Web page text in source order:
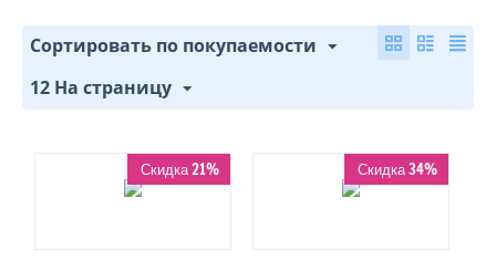
Сортировать по покупаемости
12 На страницу
Скидка 21%
Скидка 21% Скидка 34%
Скидка 34%